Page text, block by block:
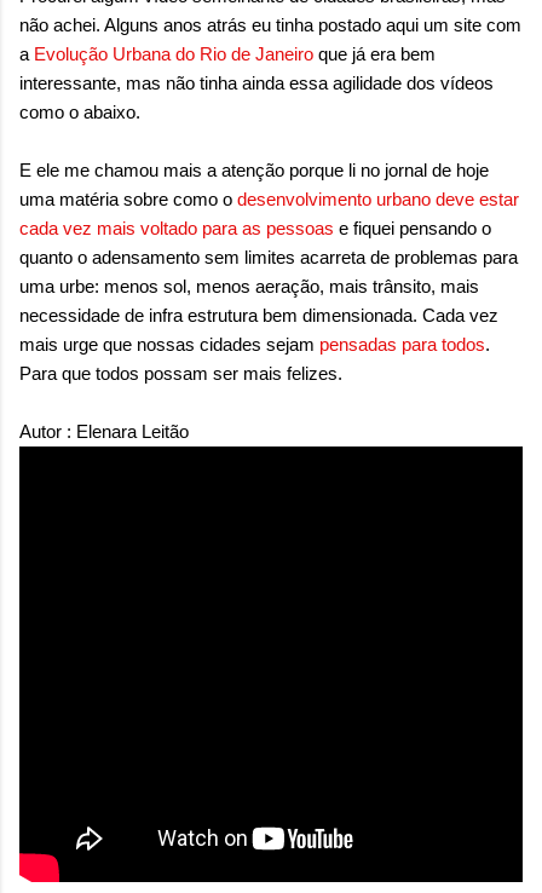
não achei. Alguns anos atrás eu tinha postado aqui um site com
a Evolução Urbana do Rio de Janeiro que já era bem
interessante, mas não tinha ainda essa agilidade dos vídeos
como o abaixo.
E ele me chamou mais a atenção porque li no jornal de hoje
uma matéria sobre como o desenvolvimento urbano deve estar
cada vez mais voltado para as pessoas e fiquei pensando o
quanto o adensamento sem limites acarreta de problemas para
uma urbe: menos sol, menos aeração, mais trânsito, mais
necessidade de infra estrutura bem dimensionada. Cada vez
mais urge que nossas cidades sejam pensadas para todos.
Para que todos possam ser mais felizes.
Autor : Elenara Leitão